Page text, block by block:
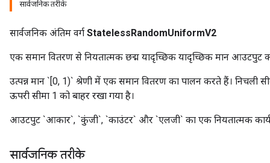
सार्वजनिक तरीके
सार्वजनिक अंतिम वर्ग StatelessRandomUniformV2
एक समान वितरण से नियतात्मक छद्म यादृच्छिक यादृच्छिक मान आउटपुट
उत्पन्न मान `[0, 1)` श्रेणी में एक समान वितरण का पालन करते हैं। निचली
ऊपरी सीमा 1 को बाहर रखा गया है।
आउटपुट `आकार`, `कुंजी`, `काउंटर` और `एलजी` का एक नियतात्मक
सार्वजनिक तरीके